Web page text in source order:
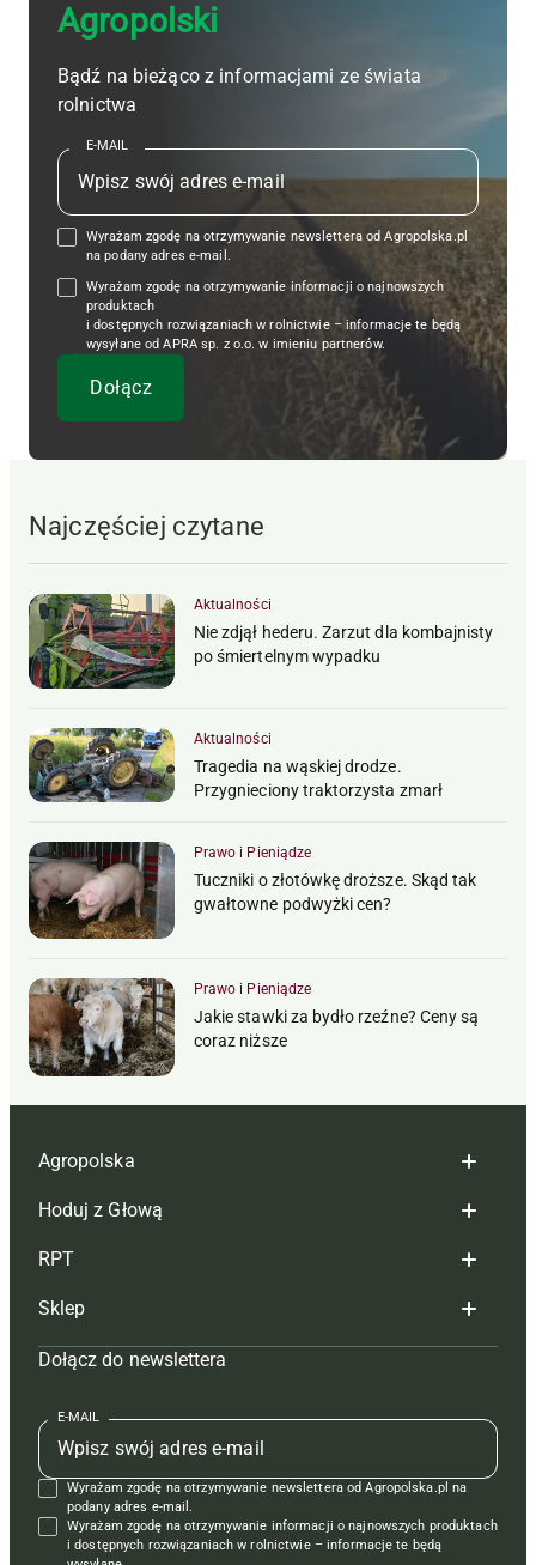
Agropolski
Bądź na bieżąco z informacjami ze świata
rolnictwa
E-MAIL
Wyrażam zgodę na otrzymywanie newslettera od Agropolska.pl
na podany adres e-mail.
Wyrażam zgodę na otrzymywanie informacji o najnowszych
produktach
i dostępnych rozwiązaniach w rolnictwie – informacje te będą
wysyłane od APRA sp. z o.o. w imieniu partnerów.
Najczęściej czytane
Aktualności
Nie zdjął hederu. Zarzut dla kombajnisty
po śmiertelnym wypadku
Aktualności
Tragedia na wąskiej drodze.
Przygnieciony traktorzysta zmarł
Prawo i Pieniądze
Tuczniki o złotówkę droższe. Skąd tak
gwałtowne podwyżki cen?
Prawo i Pieniądze
Jakie stawki za bydło rzeźne? Ceny są
coraz niższe
Agropolska
Redakcja
Reklama
Tagi
Mapa serwisu
Kontakt
Regulamin
Polityka prywatności
Hoduj z Głową
Hoduj z głową bydło
Hoduj z głową świnie
Prenumerata
Redakcja
Kontakt
Reklama
RPT
Redakcja
Prenumerata
Reklama
Kontakt
Krzyżówki
Sklep
Czasopisma i prenumerata
Książki
Regulamin
Dołącz do newslettera
E-MAIL
Wyrażam zgodę na otrzymywanie newslettera od Agropolska.pl na
podany adres e-mail.
Wyrażam zgodę na otrzymywanie informacji o najnowszych produktach
i dostępnych rozwiązaniach w rolnictwie – informacje te będą